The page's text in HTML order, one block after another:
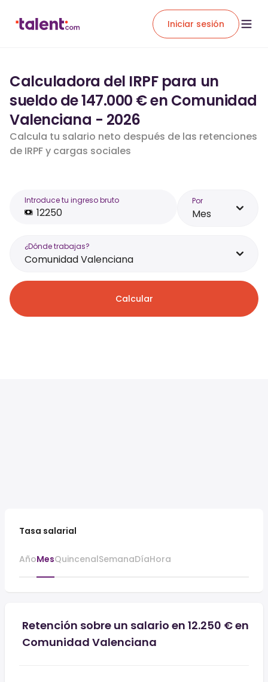
Iniciar sesión
Calculadora del IRPF para un
sueldo de 147.000 € en Comunidad
Valenciana - 2026
Calcula tu salario neto después de las retenciones
de IRPF y cargas sociales
Introduce tu ingreso bruto Por
Mes
¿Dónde trabajas?
Comunidad Valenciana
Calcular
Tasa salarial
AñoMesQuincenalSemanaDíaHora
Retención sobre un salario en 12.250 € en
Comunidad Valenciana